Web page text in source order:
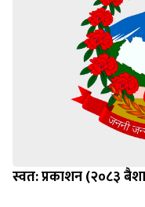
स्वत: प्रकाशन (२०८३